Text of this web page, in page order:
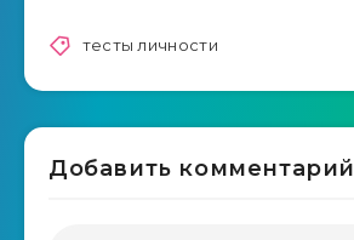
тесты личности
Добавить комментарий